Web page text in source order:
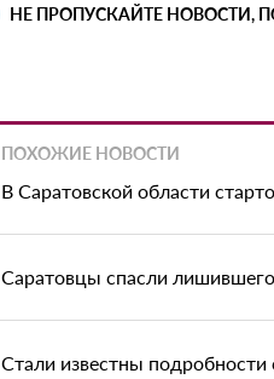
НЕ ПРОПУСКАЙТЕ НОВОСТИ,
ПОХОЖИЕ НОВОСТИ
В Саратовской области
Саратовцы спасли
Стали известны